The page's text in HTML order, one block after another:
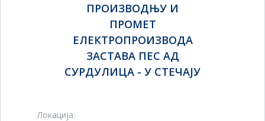
ПРОИЗВОДЊУ И
ПРОМЕТ
ЕЛЕКТРОПРОИЗВОДА
ЗАСТАВА ПЕС АД
СУРДУЛИЦА - У СТЕЧАЈУ
Локација: